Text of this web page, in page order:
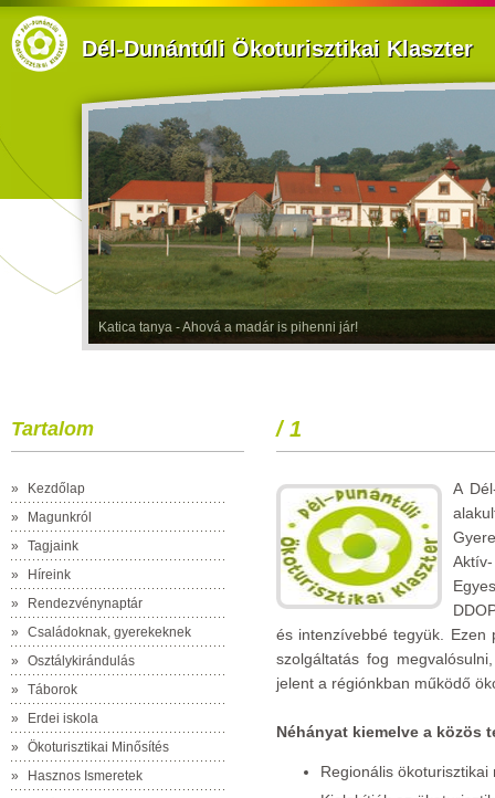
Dél-Dunántúli Ökoturisztikai Klaszter
Katica tanya - Ahová a madár is pihenni jár!
Tartalom
»
Kezdőlap
»
Magunkról
»
Tagjaink
»
Híreink
»
Rendezvénynaptár
»
Családoknak, gyerekeknek
»
Osztálykirándulás
»
Táborok
»
Erdei iskola
»
Ökoturisztikai Minősítés
»
Hasznos Ismeretek
/ 1
A
és intenzívebbé tegyük. Ezen
szolgáltatás fog
jelent a régiónkban működő
Néhányat kiemelve a közös
Regionális